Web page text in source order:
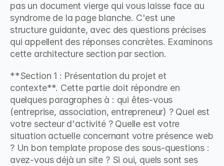
pas un document vierge qui vous laisse face au
syndrome de la page blanche. C'est une
structure guidante, avec des questions précises
qui appellent des réponses concrètes. Examinons
cette architecture section par section.
**Section 1 : Présentation du projet et
contexte**. Cette partie doit répondre en
quelques paragraphes à : qui êtes-vous
(entreprise, association, entrepreneur) ? Quel est
votre secteur d'activité ? Quelle est votre
situation actuelle concernant votre présence web
? Un bon template propose des sous-questions :
avez-vous déjà un site ? Si oui, quels sont ses